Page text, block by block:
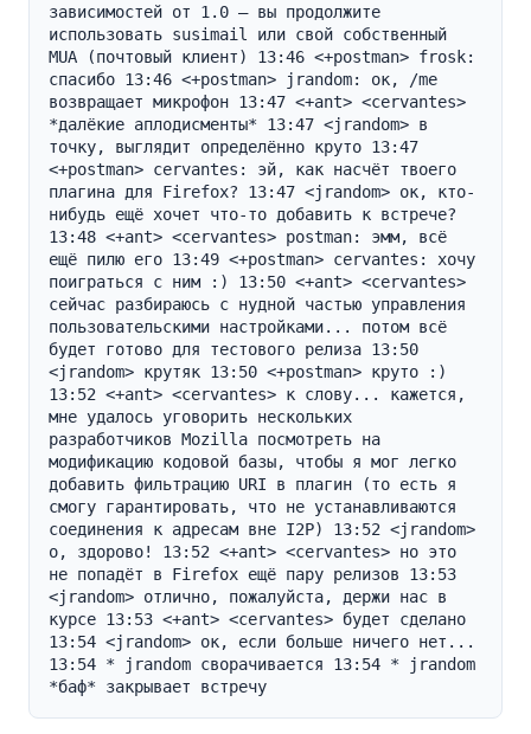
зависимостей от 1.0 — вы продолжите
использовать susimail или свой собственный
MUA (почтовый клиент) 13:46 <+postman> frosk:
спасибо 13:46 <+postman> jrandom: ок, /me
возвращает микрофон 13:47 <+ant> <cervantes>
*далёкие аплодисменты* 13:47 <jrandom> в
точку, выглядит определённо круто 13:47
<+postman> cervantes: эй, как насчёт твоего
плагина для Firefox? 13:47 <jrandom> ок, кто-
нибудь ещё хочет что-то добавить к встрече?
13:48 <+ant> <cervantes> postman: эмм, всё
ещё пилю его 13:49 <+postman> cervantes: хочу
поиграться с ним :) 13:50 <+ant> <cervantes>
сейчас разбираюсь с нудной частью управления
пользовательскими настройками... потом всё
будет готово для тестового релиза 13:50
<jrandom> крутяк 13:50 <+postman> круто :)
13:52 <+ant> <cervantes> к слову... кажется,
мне удалось уговорить нескольких
разработчиков Mozilla посмотреть на
модификацию кодовой базы, чтобы я мог легко
добавить фильтрацию URI в плагин (то есть я
смогу гарантировать, что не устанавливаются
соединения к адресам вне I2P) 13:52 <jrandom>
о, здорово! 13:52 <+ant> <cervantes> но это
не попадёт в Firefox ещё пару релизов 13:53
<jrandom> отлично, пожалуйста, держи нас в
курсе 13:53 <+ant> <cervantes> будет сделано
13:54 <jrandom> ок, если больше ничего нет...
13:54 * jrandom сворачивается 13:54 * jrandom
*баф* закрывает встречу